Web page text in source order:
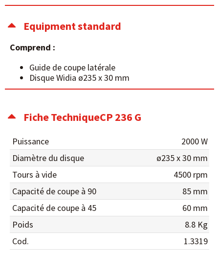
Equipment standard
Comprend :
Guide de coupe latérale
Disque Widia ø235 x 30 mm
Fiche TechniqueCP 236 G
Puissance
2000 W
Diamètre du disque
ø235 x 30 mm
Tours à vide
4500 rpm
Capacité de coupe à 90
85 mm
Capacité de coupe à 45
60 mm
Poids
8.8 Kg
Cod.
1.3319